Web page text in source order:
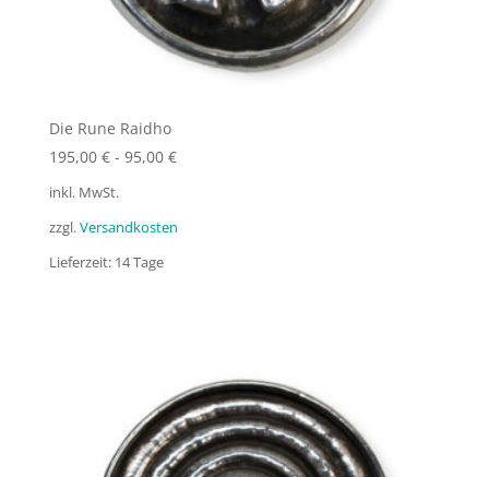
Die Rune Raidho
195,00 €- 95,00 €
inkl. MwSt.
zzgl.Versandkosten
Lieferzeit: 14 Tage